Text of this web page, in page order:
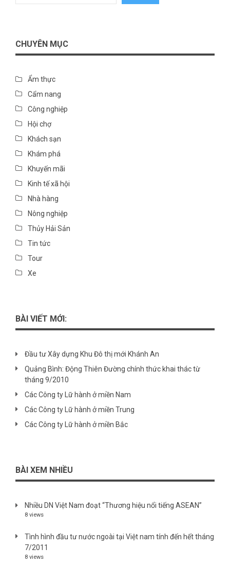
CHUYÊN MỤC
Ẩm thực
Cẩm nang
Công nghiệp
Hội chợ
Khách sạn
Khám phá
Khuyến mãi
Kinh tế xã hội
Nhà hàng
Nông nghiệp
Thủy Hải Sản
Tin tức
Tour
Xe
BÀI VIẾT MỚI:
Đầu tư Xây dựng Khu Đô thị mới Khánh An
Quảng Bình: Động Thiên Đường chính thức khai thác từ
tháng 9/2010
Các Công ty Lữ hành ở miền Nam
Các Công ty Lữ hành ở miền Trung
Các Công ty Lữ hành ở miền Bắc
BÀI XEM NHIỀU
Nhiều DN Việt Nam đoạt “Thương hiệu nổi tiếng ASEAN”
8 views
Tình hình đầu tư nước ngoài tại Việt nam tính đến hết tháng
7/2011
8 views